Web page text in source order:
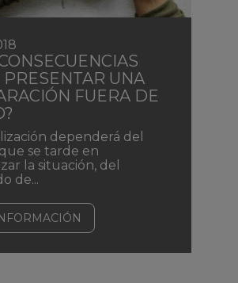
UNA
FUERA DE
dependerá del
se tarde en
la situación, del
de...